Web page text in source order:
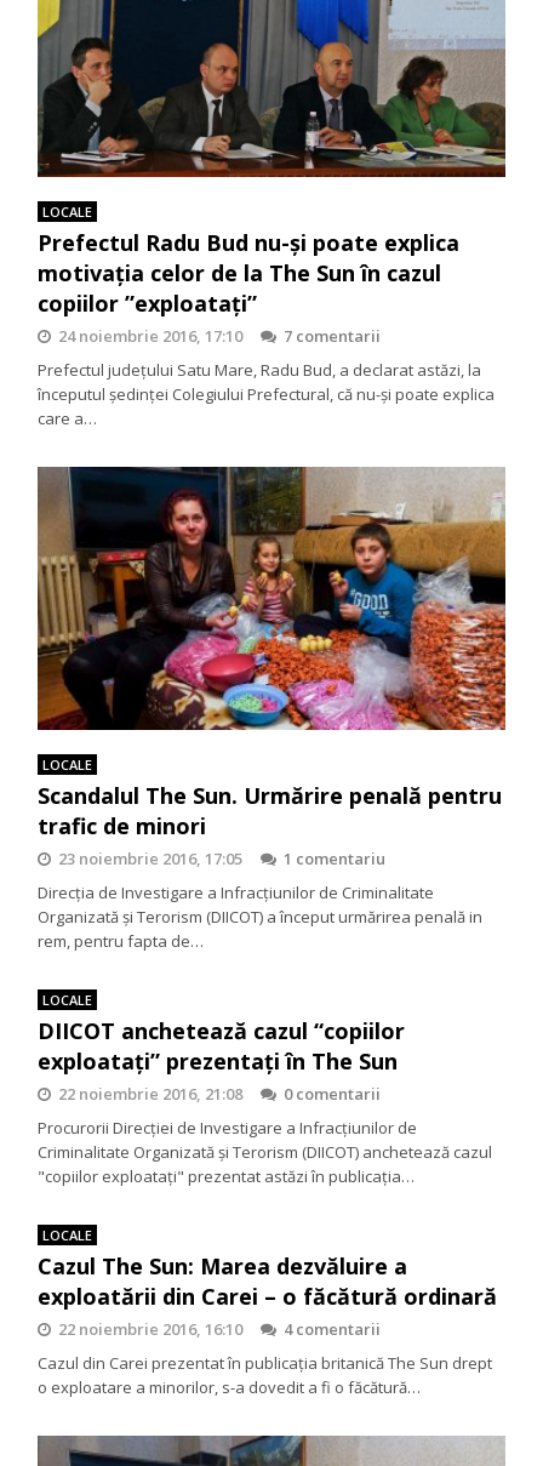
LOCALE
Prefectul Radu Bud nu-și poate explica
motivația celor de la The Sun în cazul
copiilor ”exploatați”
24 noiembrie 2016, 17:10
7 comentarii
Prefectul județului Satu Mare, Radu Bud, a declarat astăzi, la
începutul ședinței Colegiului Prefectural, că nu-și poate explica
care a…
LOCALE
Scandalul The Sun. Urmărire penală pentru
trafic de minori
23 noiembrie 2016, 17:05
1 comentariu
Direcţia de Investigare a Infracţiunilor de Criminalitate
Organizată şi Terorism (DIICOT) a început urmărirea penală in
rem, pentru fapta de…
LOCALE
DIICOT anchetează cazul “copiilor
exploataţi” prezentaţi în The Sun
22 noiembrie 2016, 21:08
0 comentarii
Procurorii Direcţiei de Investigare a Infracţiunilor de
Criminalitate Organizată şi Terorism (DIICOT) anchetează cazul
"copiilor exploataţi" prezentat astăzi în publicaţia…
LOCALE
Cazul The Sun: Marea dezvăluire a
exploatării din Carei – o făcătură ordinară
22 noiembrie 2016, 16:10
4 comentarii
Cazul din Carei prezentat în publicaţia britanică The Sun drept
o exploatare a minorilor, s-a dovedit a fi o făcătură…